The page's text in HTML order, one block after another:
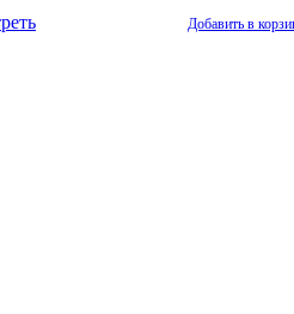
Добавить в